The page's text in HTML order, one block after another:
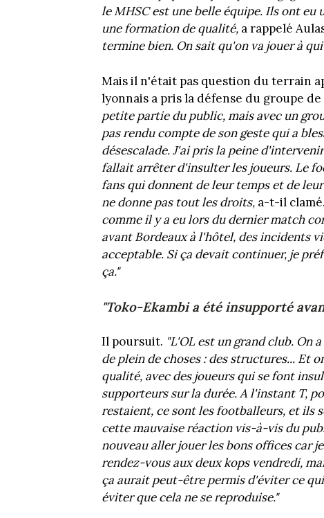
le MHSC est une belle équipe. Ils ont eu
une formation de qualité, a rappelé
termine bien. On sait qu'on va jouer à
Mais il n'était pas question du terrain
lyonnais a pris la défense du groupe de
petite partie du public, mais avec un
pas rendu compte de son geste qui a
désescalade. J'ai pris la peine
fallait arrêter d'insulter les joueurs. Le
fans qui donnent de leur temps et de
ne donne pas tout les droits, a-t-il clamé.
comme il y a eu lors du dernier match
avant Bordeaux à l'hôtel, des incidents
acceptable. Si ça devait continuer, je
ça."
"Toko-Ekambi a été insupporté
Il poursuit. "L'OL est un grand club. On
de plein de choses : des structures... Et
qualité, avec des joueurs qui se font
supporteurs sur la durée. A l'instant T,
restaient, ce sont les footballeurs, et ils
cette mauvaise réaction vis-à-vis du
nouveau aller jouer les bons offices car
rendez-vous aux deux kops vendredi,
ça aurait peut-être permis d'éviter ce
éviter que cela ne se reproduise."